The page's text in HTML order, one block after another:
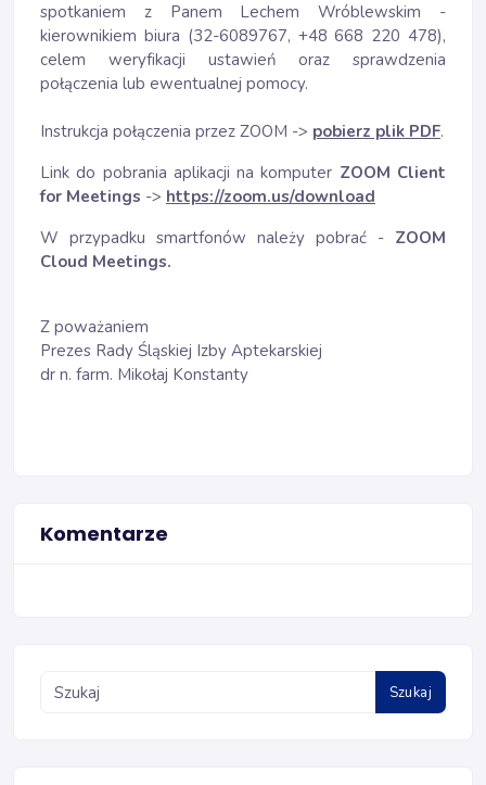
spotkaniem z Panem Lechem Wróblewskim -
kierownikiem biura (32-6089767, +48 668 220 478),
celem weryfikacji ustawień oraz sprawdzenia
połączenia lub ewentualnej pomocy.
Instrukcja połączenia przez ZOOM -> pobierz plik PDF.
Link do pobrania aplikacji na komputer ZOOM Client
for Meetings -> https://zoom.us/download
W przypadku smartfonów należy pobrać - ZOOM
Cloud Meetings.
Z poważaniem
Prezes Rady Śląskiej Izby Aptekarskiej
dr n. farm. Mikołaj Konstanty
Komentarze
Szukaj